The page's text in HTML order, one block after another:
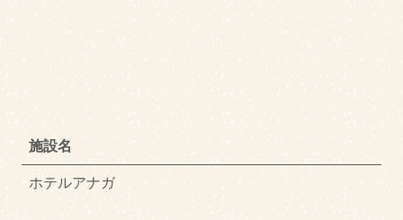
施設名
ホテルアナガ